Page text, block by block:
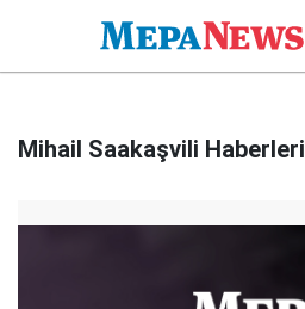
Mihail Saakaşvili Haberleri